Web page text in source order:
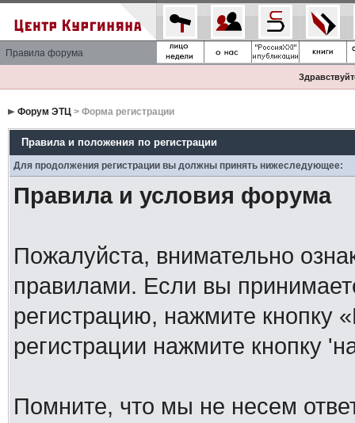
Правила форума
Форум ЭТЦ> Форма регистрации
Правила и положения по регистрации
Для продолжения регистрации вы должны принять нижеследующее:
Правила и условия форума
Пожалуйста, внимательно
правилами. Если вы
регистрацию, нажмите кнопку
регистрации нажмите кнопку
Помните, что мы не несем